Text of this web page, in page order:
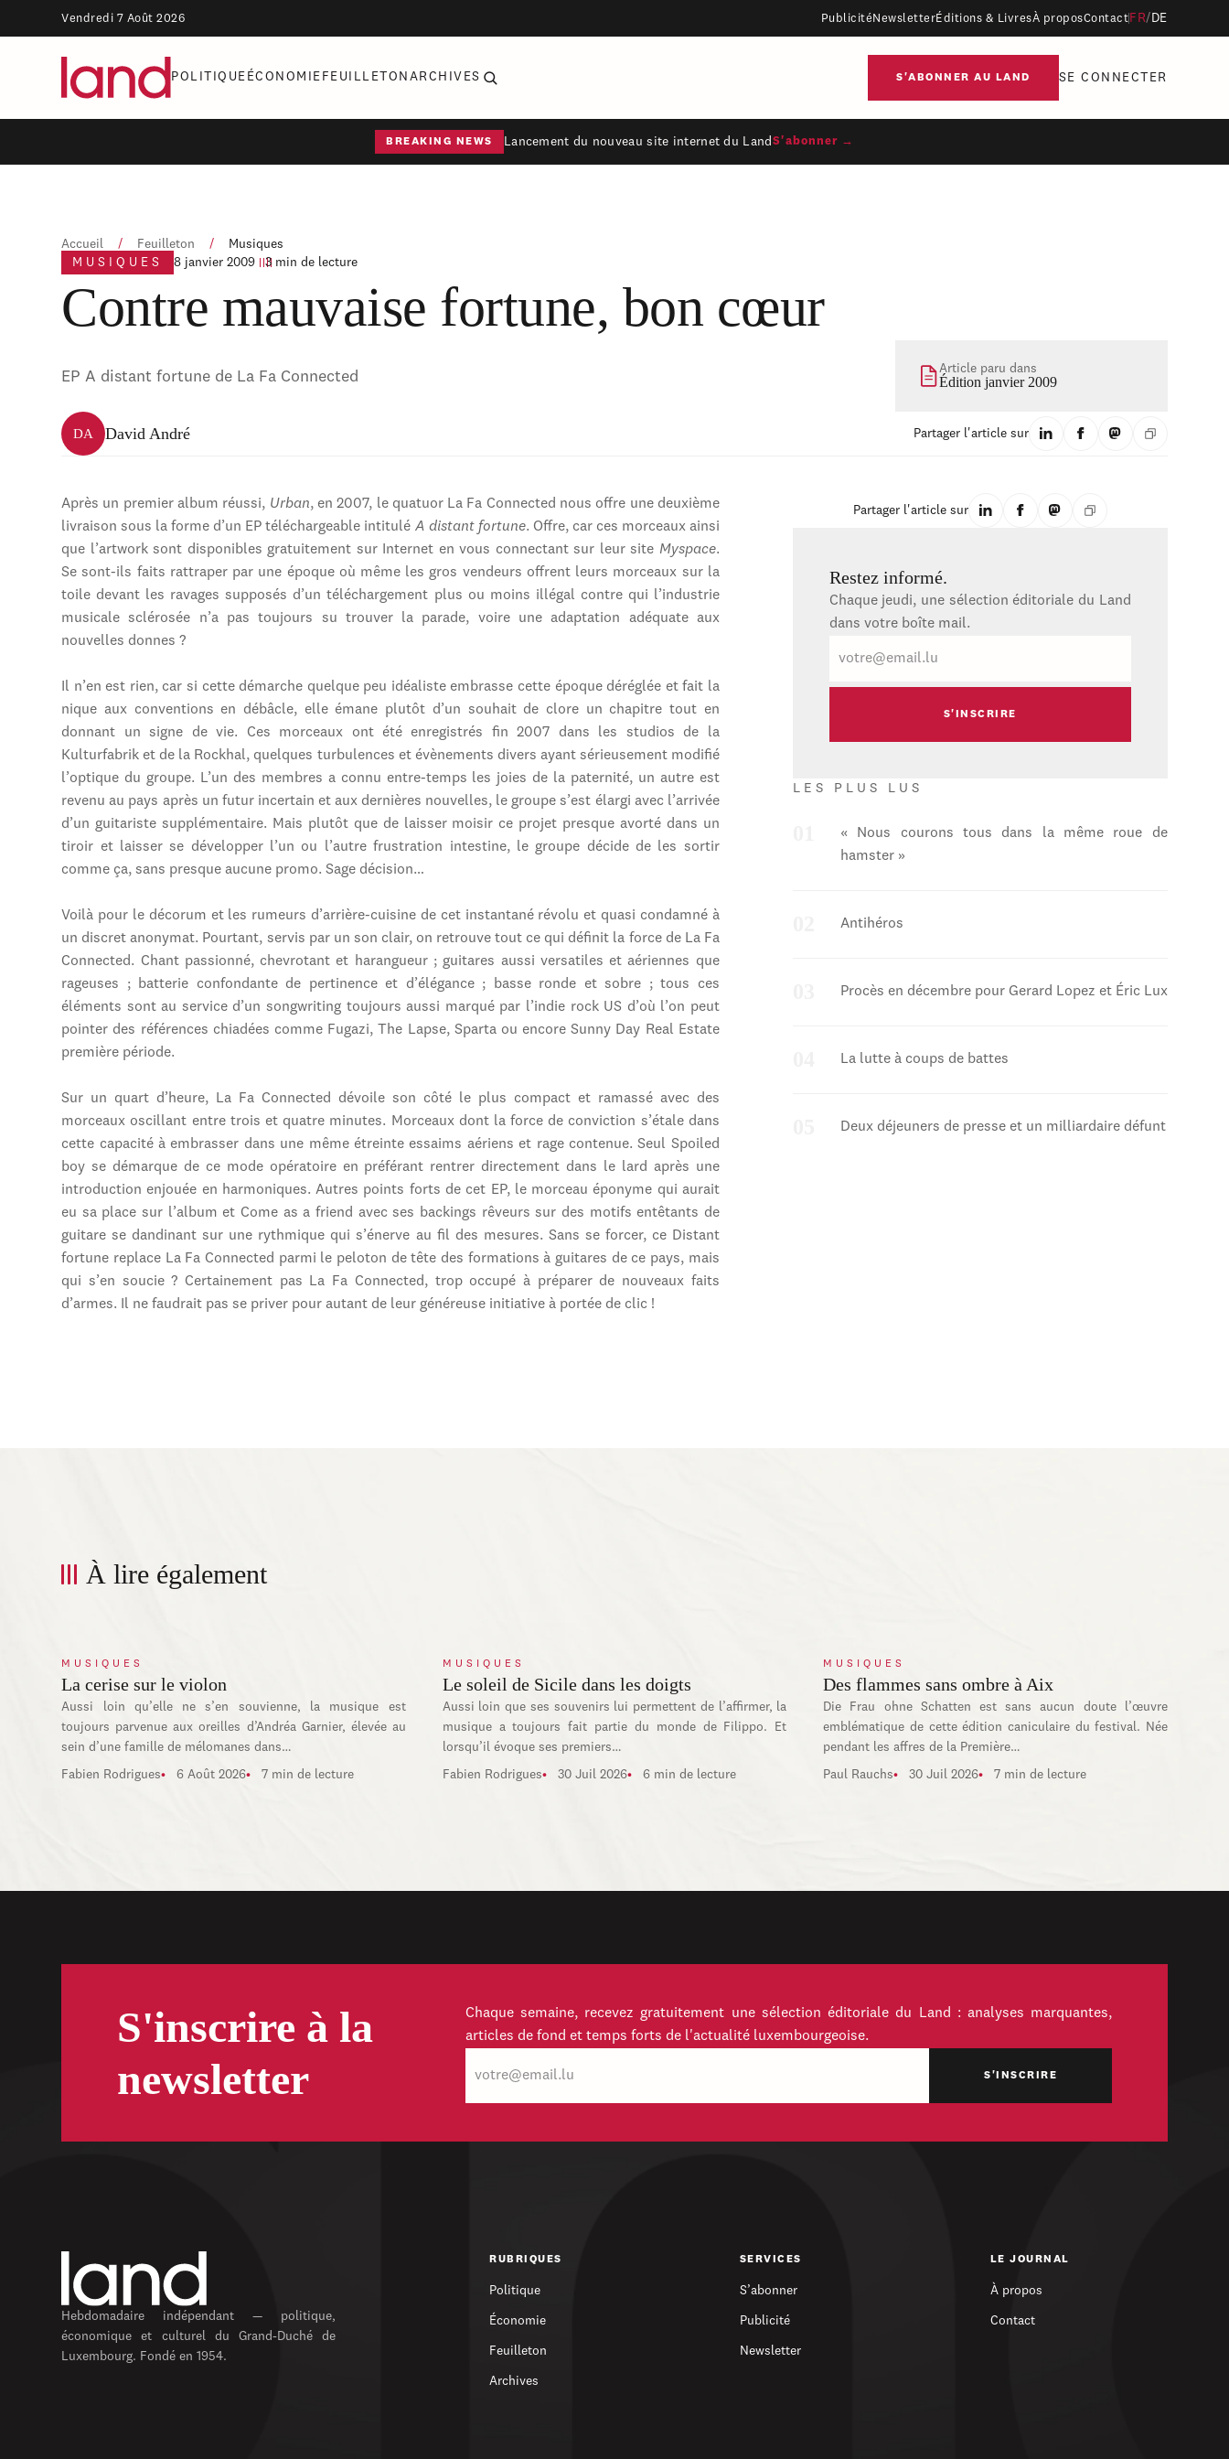
Vendredi 7 Août 2026 Publicité NewsletterÉditions & LivresÀ proposContact FR/ DE
POLITIQUE ÉCONOMIE FEUILLETON ARCHIVES S'ABONNER AU LAND SE CONNECTER
BREAKING NEWS Lancement du nouveau site internet du Land S'abonner →
Accueil / Feuilleton /
Musiques
MUSIQUES
8 janvier 2009 3 min de lecture
Contre mauvaise fortune, bon cœur
EP A distant fortune de La Fa Connected Article paru dans
Édition janvier 2009
DA David André Partager l'article sur
Après un premier album réussi, Urban, en 2007, le quatuor La Fa Connected nous offre une deuxième
livraison sous la forme d’un EP téléchargeable intitulé A distant fortune. Offre, car ces morceaux ainsi
que l’artwork sont disponibles gratuitement sur Internet en vous connectant sur leur site Myspace.
Se sont-ils faits rattraper par une époque où même les gros vendeurs offrent leurs morceaux sur la
toile devant les ravages supposés d’un téléchargement plus ou moins illégal contre qui l’industrie
musicale sclérosée n’a pas toujours su trouver la parade, voire une adaptation adéquate aux
nouvelles donnes ?
Il n’en est rien, car si cette démarche quelque peu idéaliste embrasse cette époque déréglée et fait la
nique aux conventions en débâcle, elle émane plutôt d’un souhait de clore un chapitre tout en
donnant un signe de vie. Ces morceaux ont été enregistrés fin 2007 dans les studios de la
Kulturfabrik et de la Rockhal, quelques turbulences et évènements divers ayant sérieusement modifié
l’optique du groupe. L’un des membres a connu entre-temps les joies de la paternité, un autre est
revenu au pays après un futur incertain et aux dernières nouvelles, le groupe s’est élargi avec l’arrivée
d’un guitariste supplémentaire. Mais plutôt que de laisser moisir ce projet presque avorté dans un
tiroir et laisser se développer l’un ou l’autre frustration intestine, le groupe décide de les sortir
comme ça, sans presque aucune promo. Sage décision…
Voilà pour le décorum et les rumeurs d’arrière-cuisine de cet instantané révolu et quasi condamné à
un discret anonymat. Pourtant, servis par un son clair, on retrouve tout ce qui définit la force de La Fa
Connected. Chant passionné, chevrotant et harangueur ; guitares aussi versatiles et aériennes que
rageuses ; batterie confondante de pertinence et d’élégance ; basse ronde et sobre ; tous ces
éléments sont au service d’un songwriting toujours aussi marqué par l’indie rock US d’où l’on peut
pointer des références chiadées comme Fugazi, The Lapse, Sparta ou encore Sunny Day Real Estate
première période.
Sur un quart d’heure, La Fa Connected dévoile son côté le plus compact et ramassé avec des
morceaux oscillant entre trois et quatre minutes. Morceaux dont la force de conviction s’étale dans
cette capacité à embrasser dans une même étreinte essaims aériens et rage contenue. Seul Spoiled
boy se démarque de ce mode opératoire en préférant rentrer directement dans le lard après une
introduction enjouée en harmoniques. Autres points forts de cet EP, le morceau éponyme qui aurait
eu sa place sur l’album et Come as a friend avec ses backings rêveurs sur des motifs entêtants de
guitare se dandinant sur une rythmique qui s’énerve au fil des mesures. Sans se forcer, ce Distant
fortune replace La Fa Connected parmi le peloton de tête des formations à guitares de ce pays, mais
qui s’en soucie ? Certainement pas La Fa Connected, trop occupé à préparer de nouveaux faits
d’armes. Il ne faudrait pas se priver pour autant de leur généreuse initiative à portée de clic !
Partager l'article sur
Restez informé.
Chaque jeudi, une sélection éditoriale du Land
dans votre boîte mail.
mail
LES PLUS LUS
« Nous courons tous dans la même roue de
hamster »
Antihéros
Procès en décembre pour Gerard Lopez et Éric Lux
La lutte à coups de battes
Deux déjeuners de presse et un milliardaire défunt
À lire également
MUSIQUES
La cerise sur le violon
Aussi loin qu’elle ne s’en souvienne, la musique est
toujours parvenue aux oreilles d’Andréa Garnier, élevée au
sein d’une famille de mélomanes dans…
Fabien Rodrigues 6 Août 2026 7 min de lecture
MUSIQUES
Le soleil de Sicile dans les doigts
Aussi loin que ses souvenirs lui permettent de l’affirmer, la
musique a toujours fait partie du monde de Filippo. Et
lorsqu’il évoque ses premiers…
Fabien Rodrigues 30 Juil 2026 6 min de lecture
MUSIQUES
Des flammes sans ombre à Aix
Die Frau ohne Schatten est sans aucun doute l’œuvre
emblématique de cette édition caniculaire du festival. Née
pendant les affres de la Première…
Paul Rauchs 30 Juil 2026 7 min de lecture
S'inscrire à la
newsletter
Chaque semaine, recevez gratuitement une sélection éditoriale du Land : analyses marquantes,
articles de fond et temps forts de l'actualité luxembourgeoise.
mail
Hebdomadaire indépendant — politique,
économique et culturel du Grand-Duché de
Luxembourg. Fondé en 1954.
RUBRIQUES
Politique
Économie
Feuilleton
Archives
SERVICES
S’abonner
Publicité
Newsletter
LE JOURNAL
À propos
Contact